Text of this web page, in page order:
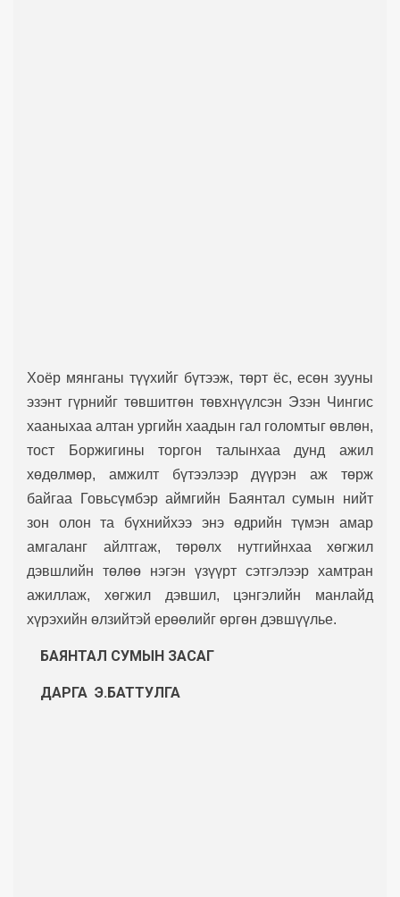
Хоёр мянганы түүхийг бүтээж, төрт ёс, есөн зууны
эзэнт гүрнийг төвшитгөн төвхнүүлсэн Эзэн Чингис
хааныхаа алтан ургийн хаадын гал голомтыг өвлөн,
тост Боржигины торгон талынхаа дунд ажил
хөдөлмөр, амжилт бүтээлээр дүүрэн аж төрж
байгаа Говьсүмбэр аймгийн Баянтал сумын нийт
зон олон та бүхнийхээ энэ өдрийн түмэн амар
амгаланг айлтгаж, төрөлх нутгийнхаа хөгжил
дэвшлийн төлөө нэгэн үзүүрт сэтгэлээр хамтран
ажиллаж, хөгжил дэвшил, цэнгэлийн манлайд
хүрэхийн өлзийтэй ерөөлийг өргөн дэвшүүлье.
БАЯНТАЛ СУМЫН ЗАСАГ
ДАРГА Э.БАТТУЛГА